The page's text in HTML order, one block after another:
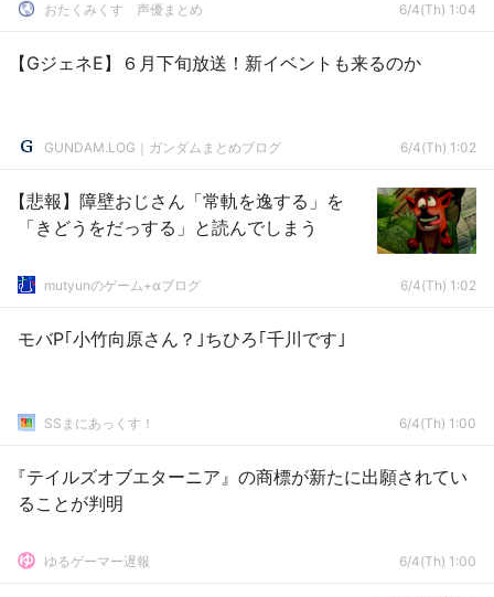
おたくみくす 声優まとめ 6/4(Th) 1:04
【GジェネE】６月下旬放送！新イベントも来るのか
GUNDAM.LOG｜ガンダムまとめブログ 6/4(Th) 1:02
【悲報】障壁おじさん「常軌を逸する」を
「きどうをだっする」と読んでしまう
mutyunのゲーム+αブログ 6/4(Th) 1:02
モバP｢小竹向原さん？｣ちひろ｢千川です｣
SSまにあっくす！ 6/4(Th) 1:00
『テイルズオブエターニア』の商標が新たに出願されてい
ることが判明
ゆるゲーマー遅報 6/4(Th) 1:00